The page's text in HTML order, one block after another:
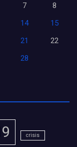
7
8
14
15
21
22
28
crisis